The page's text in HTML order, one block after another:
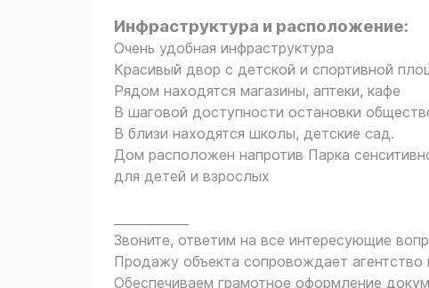
Инфраструктура и расположение:
Очень удобная инфраструктура
Красивый двор с детской и спортивной
Рядом находятся магазины, аптеки, кафе
В шаговой доступности остановки
В близи находятся школы, детские сад.
Дом расположен напротив Парка
для детей и взрослых
Звоните, ответим на все интересующие
Продажу объекта сопровождает агентство
Обеспечиваем грамотное оформление